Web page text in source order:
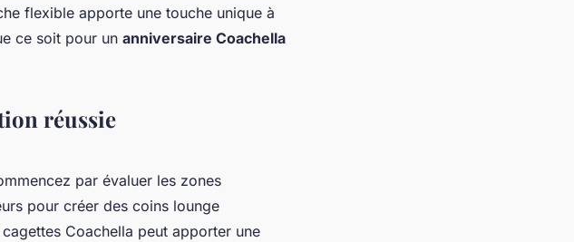
flexible apporte une touche unique à
ce soit pour un anniversaire Coachella
réussie
par évaluer les zones
pour créer des coins lounge
Coachella peut apporter une